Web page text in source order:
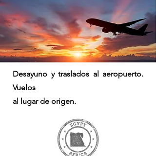
Desayuno y traslados al aeropuerto.
Vuelos
al lugar de origen.